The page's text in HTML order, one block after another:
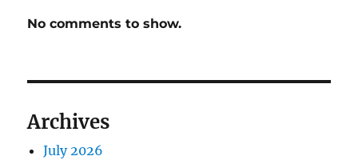
No comments to show.
Archives
July 2026